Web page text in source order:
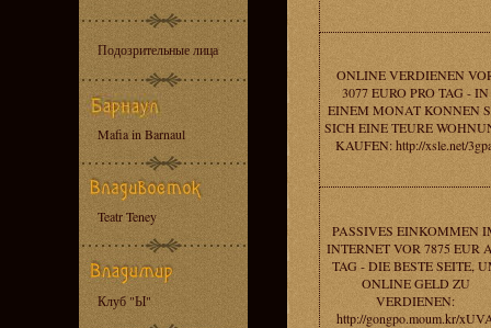
Подозрительные лица
Mafia in Barnaul
Teatr Teney
Клуб "Ы"
ONLINE VERDIENEN
3077 EURO PRO TAG - IN
EINEM MONAT KONNEN
SICH EINE TEURE
KAUFEN: http://xsle.net/
PASSIVES EINKOMMEN
INTERNET VOR 7875 EUR
TAG - DIE BESTE SEITE,
ONLINE GELD ZU
VERDIENEN:
http://gongpo.moum.kr/